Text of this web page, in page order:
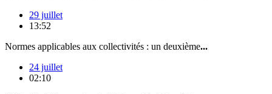
29 juillet
13:52
Normes applicables aux collectivités : un deuxième...
24 juillet
02:10